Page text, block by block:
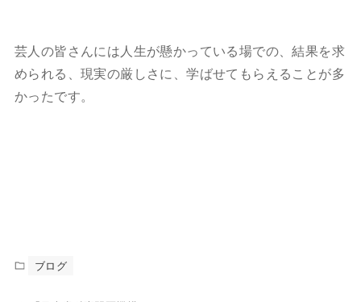
芸人の皆さんには人生が懸かっている場での、結果を求
められる、現実の厳しさに、学ばせてもらえることが多
かったです。
ブログ